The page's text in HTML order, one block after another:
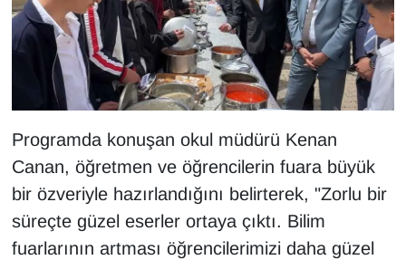
Programda konuşan okul müdürü Kenan
Canan, öğretmen ve öğrencilerin fuara büyük
bir özveriyle hazırlandığını belirterek, "Zorlu bir
süreçte güzel eserler ortaya çıktı. Bilim
fuarlarının artması öğrencilerimizi daha güzel
MAGAZİN
MEDYA
ONE EKONOMİ
POLİTİKA
Resmi İlanlar
RÖPORTAJ